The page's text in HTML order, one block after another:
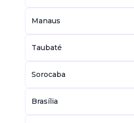
Manaus
Taubaté
Sorocaba
Brasília